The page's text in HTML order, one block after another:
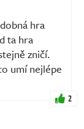
hra
ta hra
zničí.
umí nejlépe
2